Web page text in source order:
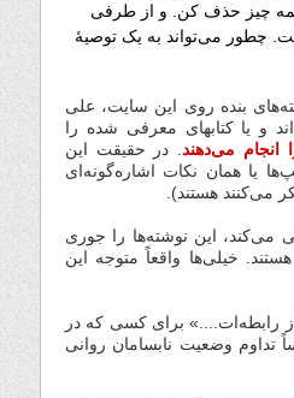
همه چیز حذف کن. و از طرفی
چطور می‌تواند به یک توصیهٔ
بنده روی این سایت، علی
و یا کتابهای معرفی شده را
انجام می‌دهند. در حقیقت این
یا همان نکات اشاره‌گونه‌ای
می‌کنند هستند).
این نوشته‌ها را جوری
خیلی‌ها واقعاً متوجه این
رابطه‌ات....» برای کسی که در
تداوم وضعیت نابسامان روانی